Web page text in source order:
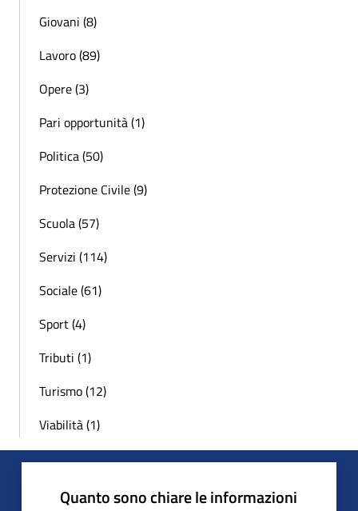
Giovani (8)
Lavoro (89)
Opere (3)
Pari opportunità (1)
Politica (50)
Protezione Civile (9)
Scuola (57)
Servizi (114)
Sociale (61)
Sport (4)
Tributi (1)
Turismo (12)
Viabilità (1)
Quanto sono chiare le informazioni